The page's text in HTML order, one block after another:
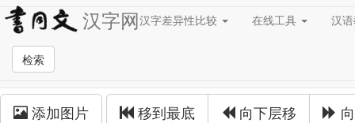
汉字网汉字差异性比较 在线工具 汉
检索
草书在线
添加图片 移到最底 向下层移